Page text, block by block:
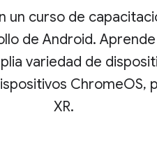
un curso de
de Android.
variedad de
ChromeOS,
XR.